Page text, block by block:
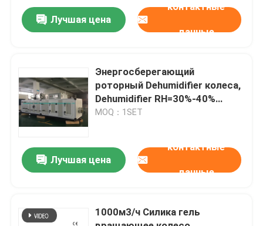
Проверка качества
Новости
промышленный dehumidifier осушителя
Dehumidifier низкой влажности
Лучшая цена
контактные
данные
Энергосберегающий
роторный Dehumidifier колеса,
Dehumidifier RH=30%-40%
воздуха осушителя
MOQ：1SET
Лучшая цена
контактные
данные
1000м3/ч Силика гель